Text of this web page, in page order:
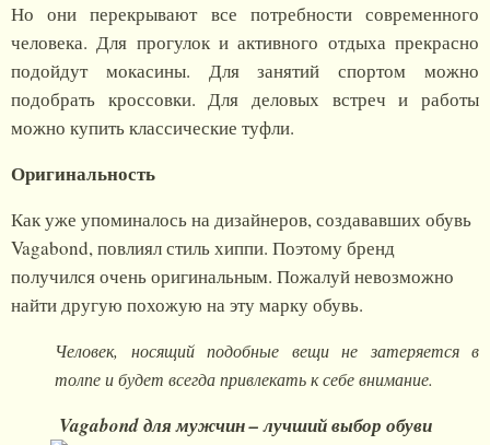
Но они перекрывают все потребности современного
человека. Для прогулок и активного отдыха прекрасно
подойдут мокасины. Для занятий спортом можно
подобрать кроссовки. Для деловых встреч и работы
можно купить классические туфли.
Оригинальность
Как уже упоминалось на дизайнеров, создававших обувь
Vagabond, повлиял стиль хиппи. Поэтому бренд
получился очень оригинальным. Пожалуй невозможно
найти другую похожую на эту марку обувь.
Человек, носящий подобные вещи не затеряется в
толпе и будет всегда привлекать к себе внимание.
Vagabond для мужчин – лучший выбор обуви